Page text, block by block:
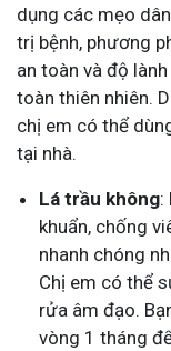
dụng các mẹo
trị bệnh, phương
an toàn và độ
toàn thiên nhiên.
chị em có thể
tại nhà.
Lá trầu không:
khuẩn, chống
nhanh chóng
Chị em có thể
rửa âm đạo.
vòng 1 tháng